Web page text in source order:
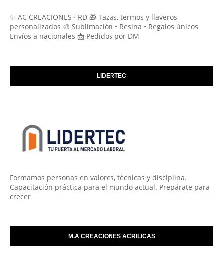
✨ AC CREACIONES · RD 🎁 Tazas, termos y llaveros
personalizados 🎨 Sublimación • Resina • Regalos únicos
Envíos a nacionales 📩 Pedidos por DM
LIDERTEC
Formamos personas en valores, técnicas y disciplina.
Capacitación práctica para el mundo actual. Prepárate para
crecer
M.A CREACIONES ACRILICAS